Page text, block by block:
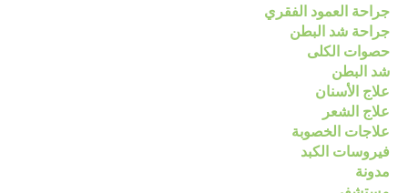
جراحة العمود الفقري
جراحة شد البطن
حصوات الكلى
شد البطن
علاج الأسنان
علاج الشعر
علاجات الخصوبة
فيروسات الكبد
مدونة